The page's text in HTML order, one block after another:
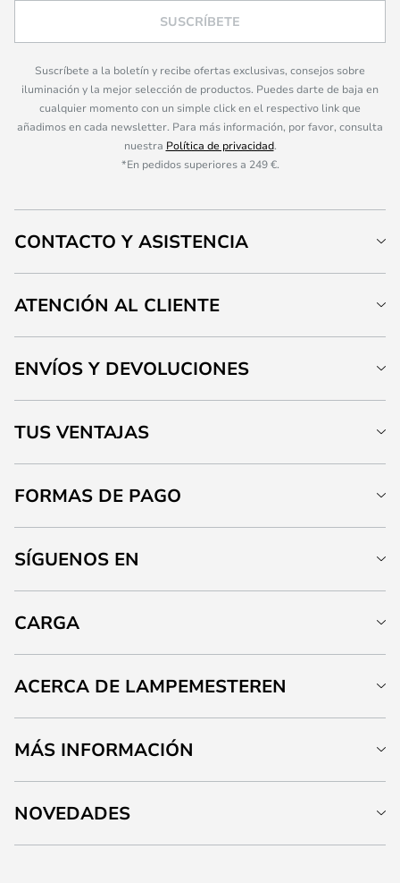
SUSCRÍBETE
Suscríbete a la boletín y recibe ofertas exclusivas, consejos sobre
iluminación y la mejor selección de productos. Puedes darte de baja en
cualquier momento con un simple click en el respectivo link que
añadimos en cada newsletter. Para más información, por favor, consulta
nuestra Política de privacidad.
*En pedidos superiores a 249 €.
CONTACTO Y ASISTENCIA
ATENCIÓN AL CLIENTE
ENVÍOS Y DEVOLUCIONES
TUS VENTAJAS
FORMAS DE PAGO
SÍGUENOS EN
CARGA
ACERCA DE LAMPEMESTEREN
MÁS INFORMACIÓN
NOVEDADES